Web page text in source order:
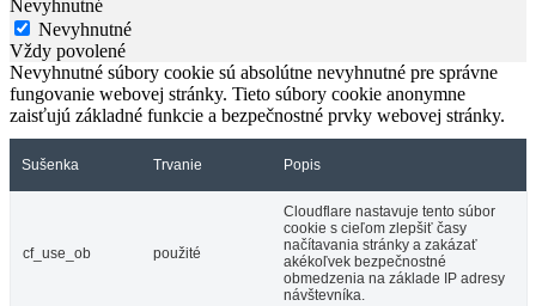
Nevyhnutné
Nevyhnutné
Vždy povolené
Nevyhnutné súbory cookie sú absolútne nevyhnutné pre správne
fungovanie webovej stránky. Tieto súbory cookie anonymne
zaisťujú základné funkcie a bezpečnostné prvky webovej stránky.
Sušenka Trvanie Popis
cf_use_ob použité
Cloudflare nastavuje tento súbor
cookie s cieľom zlepšiť časy
načítavania stránky a zakázať
akékoľvek bezpečnostné
obmedzenia na základe IP adresy
návštevníka.